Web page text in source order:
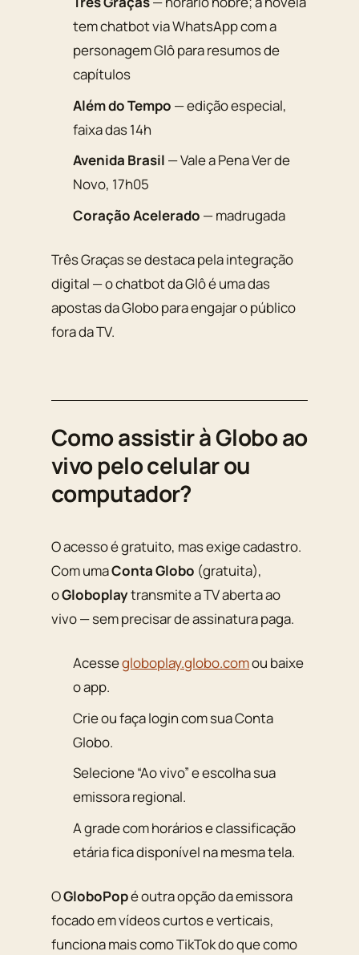
tem chatbot via WhatsApp com a
personagem Glô para resumos de
capítulos
Além do Tempo — edição especial,
faixa das 14h
Avenida Brasil — Vale a Pena Ver de
Novo, 17h05
Coração Acelerado — madrugada
Três Graçasse destaca pela integração
digital — o chatbot da Glô é uma das
apostas da Globo para engajar o público
fora da TV.
Como assistir à Globo ao
vivo pelo celular ou
computador?
O acesso é gratuito, mas exige cadastro.
Com umaConta Globo (gratuita),
oGloboplaytransmite a TV aberta ao
vivo — sem precisar de assinatura paga.
Acessegloboplay.globo.comou baixe
o app.
Crie ou faça login com sua Conta
Globo.
Selecione “Ao vivo” e escolha sua
emissora regional.
A grade com horários e classificação
etária fica disponível na mesma tela.
OGloboPopé outra opção da emissora
focado em vídeos curtos e verticais,
funciona mais como TikTok do que como